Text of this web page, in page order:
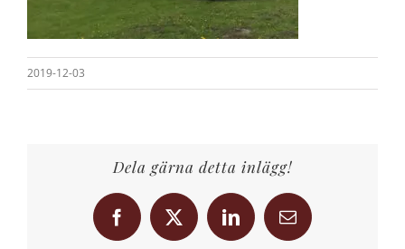
2019-12-03
Dela gärna detta inlägg!
Facebook
X LinkedIn
E-
post